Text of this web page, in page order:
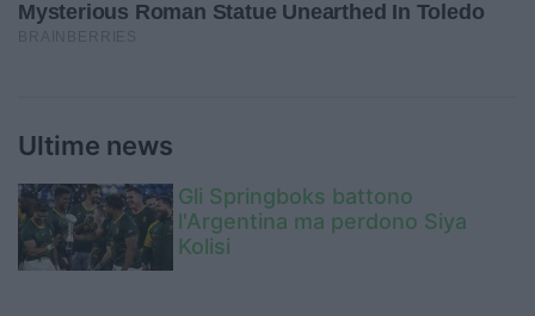
Ultime news
Gli Springboks battono
l'Argentina ma perdono Siya
Kolisi